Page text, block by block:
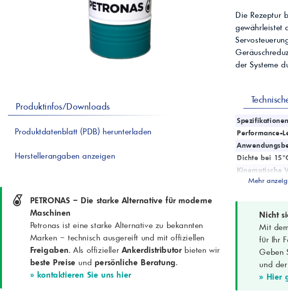
Industriepigmente für
Farben & Beschichtungen
Farbmittel für Wasch- &
Reinigungsmittelindustrie
Pigmentlösungen für Bauchemie &
Produkt anfragen
Produktinfos/Downloads
Produktdatenblatt (PDB) herunterladen
Herstellerangaben anzeigen
PETRONAS – Die starke Alternative für moderne
Maschinen
Petronas ist eine starke Alternative zu bekannten
Marken – technisch ausgereift und mit offiziellen
Freigaben. Als offiziellerAnkerdistributorbieten wir
beste Preise und persönliche Beratung.
» kontaktieren Sie uns hier
Die Rezeptur
gewährleistet
der Systeme
Spezifikationen
Performance-
Dichte bei
Kinematische
Produktcode
Mehr
Nicht
Mit
für Ihr
Geben
und
» Hier